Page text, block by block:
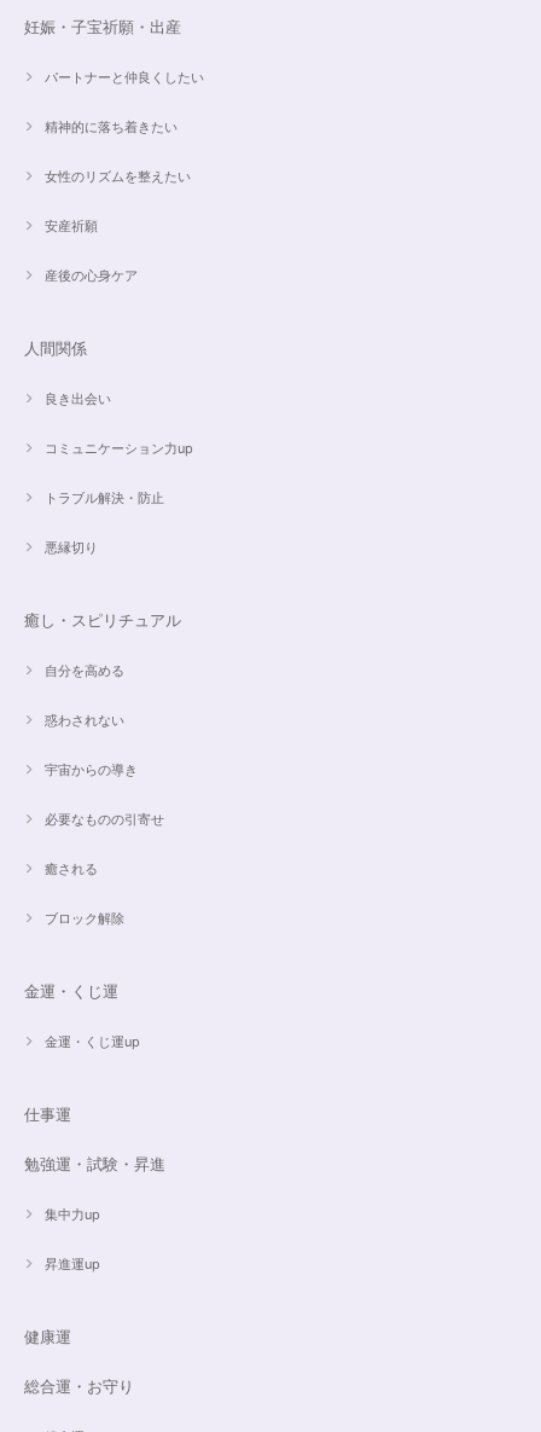
妊娠・子宝祈願・出産
パートナーと仲良くしたい
精神的に落ち着きたい
女性のリズムを整えたい
安産祈願
産後の心身ケア
人間関係
良き出会い
コミュニケーション力up
トラブル解決・防止
悪縁切り
癒し・スピリチュアル
自分を高める
惑わされない
宇宙からの導き
必要なものの引寄せ
癒される
ブロック解除
金運・くじ運
金運・くじ運up
仕事運
勉強運・試験・昇進
集中力up
昇進運up
健康運
総合運・お守り